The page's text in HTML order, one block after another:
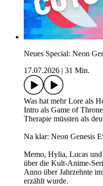
Neues Special: Neon
17.07.2026
31 Min.
Was hat mehr Lore als
Intro als Game of
Therapie müssten als
Na klar: Neon Genesis
Memo, Hylia, Lucas und
über die Kult-Anime-
Anno über Jahrzehnte
erzählt wurde.